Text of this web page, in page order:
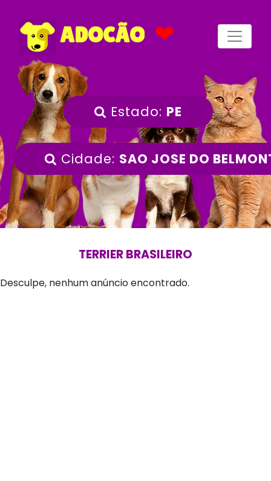
ADOCÃO ❤
Estado: PE
Cidade: SAO JOSE DO
TERRIER BRASILEIRO
Desculpe, nenhum anúncio encontrado.